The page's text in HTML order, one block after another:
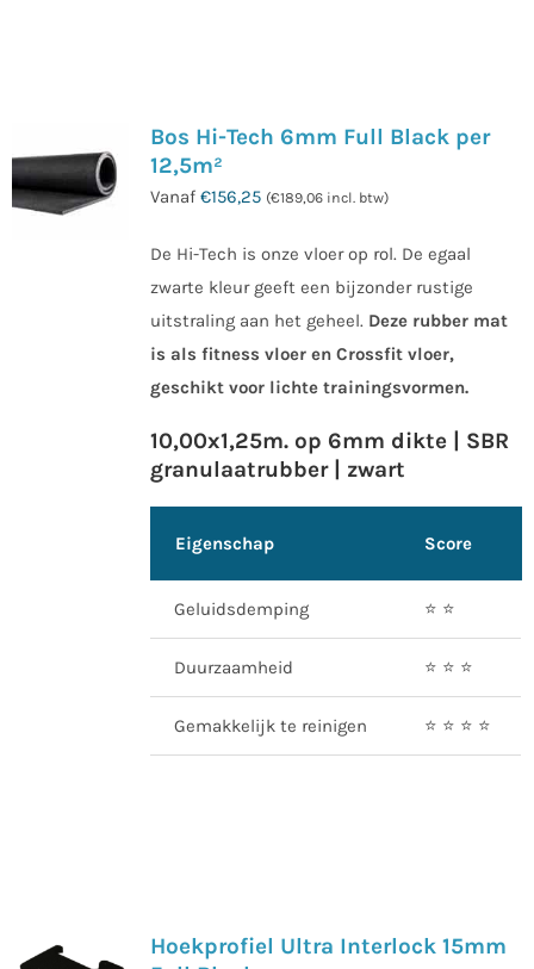
Bos Hi-Tech 6mm Full Black per
12,5m²
Vanaf €156,25 (€189,06incl. btw)
De Hi-Tech is onze vloer op rol. De egaal
zwarte kleur geeft een bijzonder rustige
uitstraling aan het geheel. Deze rubber mat
is als fitness vloer en Crossfit vloer,
geschikt voor lichte trainingsvormen.
10,00x1,25m. op 6mm dikte | SBR
granulaatrubber | zwart
Eigenschap Score
Geluidsdemping ⭐️ ⭐️
Duurzaamheid ⭐️ ⭐️ ⭐️
Gemakkelijk te reinigen ⭐️ ⭐️ ⭐️ ⭐️
Hoekprofiel Ultra Interlock 15mm